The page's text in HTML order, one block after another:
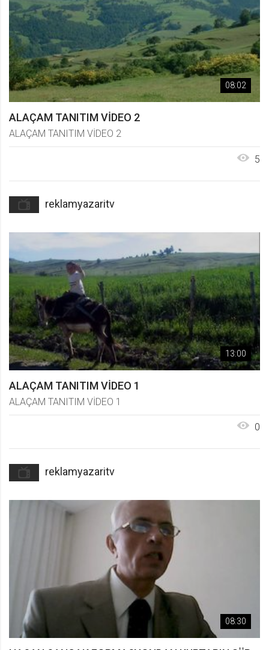
08:02
ALAÇAM TANITIM VİDEO 2
ALAÇAM TANITIM VİDEO 2
5
reklamyazaritv
13:00
ALAÇAM TANITIM VİDEO 1
ALAÇAM TANITIM VİDEO 1
0
reklamyazaritv
08:30